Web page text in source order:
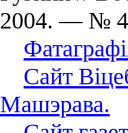
2004. — №
Сайт
Машэрава.